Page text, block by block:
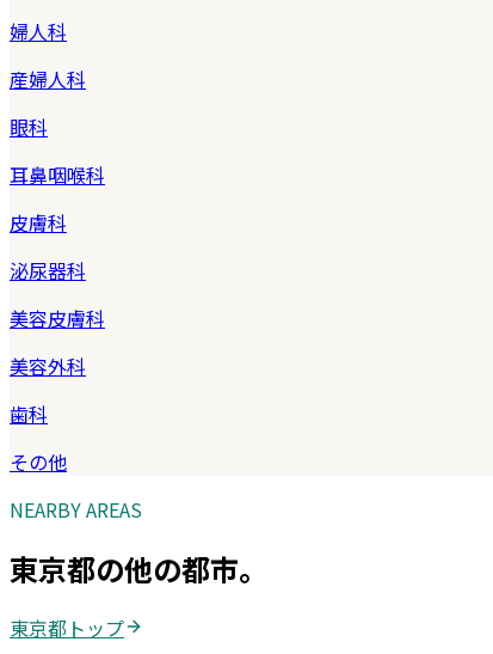
婦人科
産婦人科
眼科
耳鼻咽喉科
皮膚科
泌尿器科
美容皮膚科
美容外科
歯科
その他
NEARBY AREAS
東京都の他の都市。
東京都 トップ